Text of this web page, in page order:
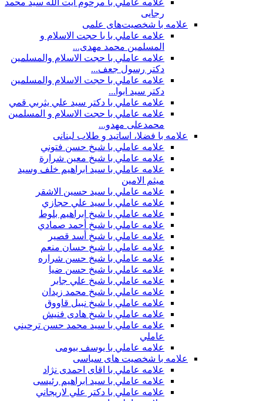
رجایی
علامه با شخصیت‌های علمی
علامه عاملي با با حجت الاسلام و
المسلمین محمد مهدی...
علامه عاملي با حجت الاسلام والمسلمين
دکتر رسول جعف...
علامه عاملي با حجت الاسلام والمسلمين
دکتر سید ابوا...
علامه عاملي با دكتر سيد علي يثربي قمي
علامه عاملي با حجت الاسلام و المسلمین
محمدعلی مهدو...
علامه با فضلا، اساتید و طلاب لبنانی
علامه عاملي با شيخ حسن فتوني
علامه عاملي با شيخ معين شرارة
علامه عاملي با سید ابراهیم خلف وسید
میثم الامين
علامه عاملي با سيد حسين الاشقر
علامه عاملي با سيد علي حجازي
علامه عاملي با شيخ ابراهيم بلوط
علامه عاملي با شيخ أحمد صمادي
علامه عاملي با شيخ أسد قصير
علامه عاملي با شيخ حسان منعم
علامه عاملي با شيخ حسن شراره
علامه عاملي با شيخ حسن ضيا
علامه عاملي با شيخ علي جابر
علامه عاملي با شيخ محمد زيدان
علامه عاملي با شيخ نبيل قاووق
علامه عاملي با شیخ هادی فنیش
علامه عاملي با سيد محمد حسن ترحيني
عاملي
علامه عاملي با يوسف بيومی
علامه با شخصیت های سیاسی
علامه عاملي با اقای احمدی نژاد
علامه عاملي با سید ابراهیم رئیسی
علامه عاملي با دكتر علي لاريجاني